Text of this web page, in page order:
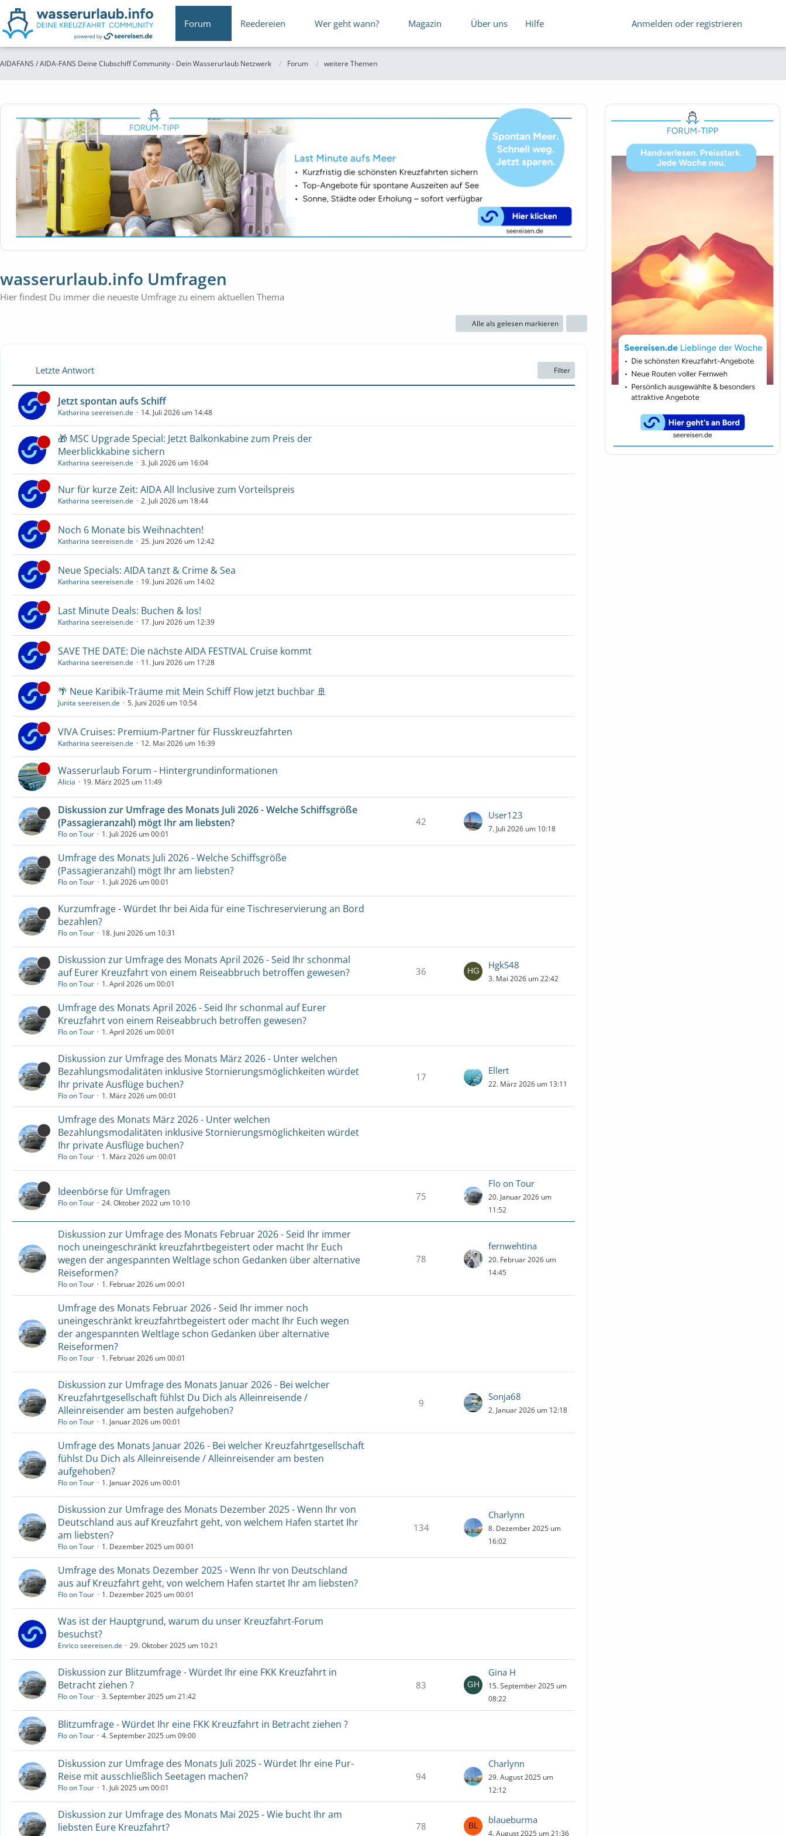
Forum Reedereien Wer geht wann? Magazin Über uns Hilfe Anmelden oder registrieren
AIDAFANS / AIDA-FANS Deine Clubschiff Community - Dein Wasserurlaub Netzwerk Forum weitere Themen
wasserurlaub.info Umfragen
Hier findest Du immer die neueste Umfrage zu einem aktuellen Thema
Alle als gelesen markieren
Letzte Antwort Filter
Jetzt spontan aufs Schiff
Katharina seereisen.de 14. Juli 2026 um 14:48
🎁 MSC Upgrade Special: Jetzt Balkonkabine zum Preis der
Meerblickkabine sichern
Katharina seereisen.de 3. Juli 2026 um 16:04
Nur für kurze Zeit: AIDA All Inclusive zum Vorteilspreis
Katharina seereisen.de 2. Juli 2026 um 18:44
Noch 6 Monate bis Weihnachten!
Katharina seereisen.de 25. Juni 2026 um 12:42
Neue Specials: AIDA tanzt & Crime & Sea
Katharina seereisen.de 19. Juni 2026 um 14:02
Last Minute Deals: Buchen & los!
Katharina seereisen.de 17. Juni 2026 um 12:39
SAVE THE DATE: Die nächste AIDA FESTIVAL Cruise kommt
Katharina seereisen.de 11. Juni 2026 um 17:28
🌴 Neue Karibik-Träume mit Mein Schiff Flow jetzt buchbar 🚢
Junita seereisen.de 5. Juni 2026 um 10:54
VIVA Cruises: Premium-Partner für Flusskreuzfahrten
Katharina seereisen.de 12. Mai 2026 um 16:39
Wasserurlaub Forum - Hintergrundinformationen
Alicia 19. März 2025 um 11:49
Diskussion zur Umfrage des Monats Juli 2026 - Welche Schiffsgröße
(Passagieranzahl) mögt Ihr am liebsten?
Flo on Tour 1. Juli 2026 um 00:01
42
User123
7. Juli 2026 um 10:18
Umfrage des Monats Juli 2026 - Welche Schiffsgröße
(Passagieranzahl) mögt Ihr am liebsten?
Flo on Tour 1. Juli 2026 um 00:01
Kurzumfrage - Würdet Ihr bei Aida für eine Tischreservierung an Bord
bezahlen?
Flo on Tour 18. Juni 2026 um 10:31
Diskussion zur Umfrage des Monats April 2026 - Seid Ihr schonmal
auf Eurer Kreuzfahrt von einem Reiseabbruch betroffen gewesen?
Flo on Tour 1. April 2026 um 00:01
36
HgkS48
3. Mai 2026 um 22:42
Umfrage des Monats April 2026 - Seid Ihr schonmal auf Eurer
Kreuzfahrt von einem Reiseabbruch betroffen gewesen?
Flo on Tour 1. April 2026 um 00:01
Diskussion zur Umfrage des Monats März 2026 - Unter welchen
Bezahlungsmodalitäten inklusive Stornierungsmöglichkeiten würdet
Ihr private Ausflüge buchen?
Flo on Tour 1. März 2026 um 00:01
17
Ellert
22. März 2026 um 13:11
Umfrage des Monats März 2026 - Unter welchen
Bezahlungsmodalitäten inklusive Stornierungsmöglichkeiten würdet
Ihr private Ausflüge buchen?
Flo on Tour 1. März 2026 um 00:01
Ideenbörse für Umfragen
Flo on Tour 24. Oktober 2022 um 10:10
75
Flo on Tour
20. Januar 2026 um
11:52
Diskussion zur Umfrage des Monats Februar 2026 - Seid Ihr immer
noch uneingeschränkt kreuzfahrtbegeistert oder macht Ihr Euch
wegen der angespannten Weltlage schon Gedanken über alternative
Reiseformen?
Flo on Tour 1. Februar 2026 um 00:01
78
fernwehtina
20. Februar 2026 um
14:45
Umfrage des Monats Februar 2026 - Seid Ihr immer noch
uneingeschränkt kreuzfahrtbegeistert oder macht Ihr Euch wegen
der angespannten Weltlage schon Gedanken über alternative
Reiseformen?
Flo on Tour 1. Februar 2026 um 00:01
Diskussion zur Umfrage des Monats Januar 2026 - Bei welcher
Kreuzfahrtgesellschaft fühlst Du Dich als Alleinreisende /
Alleinreisender am besten aufgehoben?
Flo on Tour 1. Januar 2026 um 00:01
9
Sonja68
2. Januar 2026 um 12:18
Umfrage des Monats Januar 2026 - Bei welcher Kreuzfahrtgesellschaft
fühlst Du Dich als Alleinreisende / Alleinreisender am besten
aufgehoben?
Flo on Tour 1. Januar 2026 um 00:01
Diskussion zur Umfrage des Monats Dezember 2025 - Wenn Ihr von
Deutschland aus auf Kreuzfahrt geht, von welchem Hafen startet Ihr
am liebsten?
Flo on Tour 1. Dezember 2025 um 00:01
134
Charlynn
8. Dezember 2025 um
16:02
Umfrage des Monats Dezember 2025 - Wenn Ihr von Deutschland
aus auf Kreuzfahrt geht, von welchem Hafen startet Ihr am liebsten?
Flo on Tour 1. Dezember 2025 um 00:01
Was ist der Hauptgrund, warum du unser Kreuzfahrt-Forum
besuchst?
Enrico seereisen.de 29. Oktober 2025 um 10:21
Diskussion zur Blitzumfrage - Würdet Ihr eine FKK Kreuzfahrt in
Betracht ziehen ?
Flo on Tour 3. September 2025 um 21:42
83
Gina H
15. September 2025 um
08:22
Blitzumfrage - Würdet Ihr eine FKK Kreuzfahrt in Betracht ziehen ?
Flo on Tour 4. September 2025 um 09:00
Diskussion zur Umfrage des Monats Juli 2025 - Würdet Ihr eine Pur-
Reise mit ausschließlich Seetagen machen?
Flo on Tour 1. Juli 2025 um 00:01
94
Charlynn
29. August 2025 um
12:12
Diskussion zur Umfrage des Monats Mai 2025 - Wie bucht Ihr am
liebsten Eure Kreuzfahrt?
78
blaueburma
4. August 2025 um 21:36